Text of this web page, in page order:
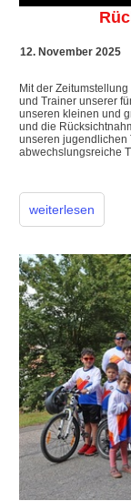
12. November 2025
Mit der
und Trainer unserer
unseren kleinen und
und die
unseren jugendlichen
abwechslungsreiche
weiterlesen